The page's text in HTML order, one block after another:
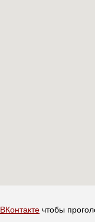
ВКонтакте чтобы